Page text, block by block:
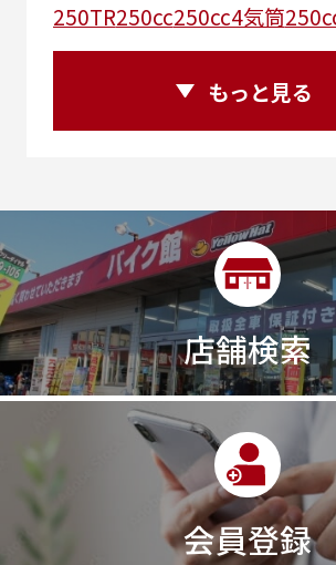
250TR250cc250cc4気筒
250ccスーパースポーツ250
250ｃｃアドベンチャー250ｃ
2年保証付き2月29日まで2本
2気筒エンジン2級ボイラー技
300㎞/ｈ30th
30th
30th記念モデル30万以下30
30周年記念モデル313cc320
320ｃｃ350cc35ps390
390DUKE390アドベンチャー
3気筒エンジン
3気筒クロスプレーン3点パニ
3輪スポーツバイク400400X
400ccアメリカン400アメリ
もっと見る
店舗検索
会員登録